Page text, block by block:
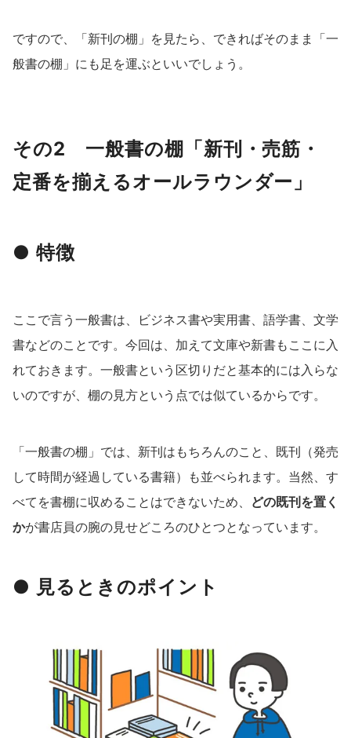
ですので、「新刊の棚」を見たら、できればそのまま「一
般書の棚」にも足を運ぶといいでしょう。
その2 一般書の棚「新刊・売筋・
定番を揃えるオールラウンダー」
● 特徴
ここで言う一般書は、ビジネス書や実用書、語学書、文学
書などのことです。今回は、加えて文庫や新書もここに入
れておきます。一般書という区切りだと基本的には入らな
いのですが、棚の見方という点では似ているからです。
「一般書の棚」では、新刊はもちろんのこと、既刊（発売
して時間が経過している書籍）も並べられます。当然、す
べてを書棚に収めることはできないため、 どの既刊を置く
かが書店員の腕の見せどころのひとつとなっています。
● 見るときのポイント